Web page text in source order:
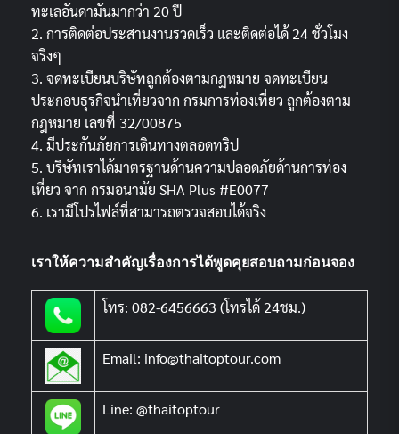
ทะเลอันดามันมากว่า 20 ปี
2. การติดต่อประสานงานรวดเร็ว และติดต่อได้ 24 ชั่วโมง
จริงๆ
3. จดทะเบียนบริษัทถูกต้องตามกฏหมาย จดทะเบียน
ประกอบธุรกิจนำเที่ยวจาก กรมการท่องเที่ยว ถูกต้องตาม
กฎหมาย เลขที่ 32/00875
4. มีประกันภัยการเดินทางตลอดทริป
5. บริษัทเราได้มาตรฐานด้านความปลอดภัยด้านการท่อง
เที่ยว จาก กรมอนามัย SHA Plus #E0077
6. เรามีโปรไฟล์ที่สามารถตรวจสอบได้จริง
เราให้ความสำคัญเรื่องการได้พูดคุยสอบถามก่อนจอง
โทร: 082-6456663 (โทรได้ 24ชม.)
Email: info@thaitoptour.com
Line: @thaitoptour